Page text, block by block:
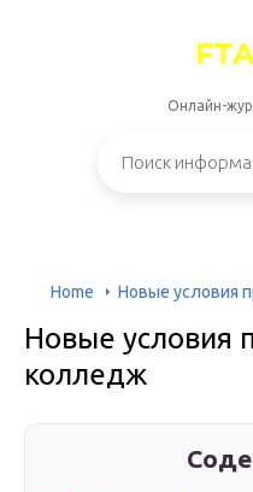
Онлайн-
Home Новые условия
Новые условия
колледж